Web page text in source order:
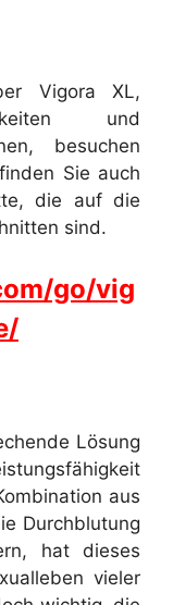
Vigora XL,
und
besuchen
Sie auch
die auf die
sind.
go/vig
Lösung
aus
Durchblutung
hat dieses
vieler